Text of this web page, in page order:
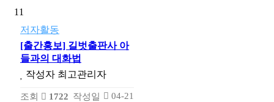
11
저자활동
[출간홍보] 길벗출판사 아
들과의 대화법
작성자 최고관리자
조회 1722 작성일 04-21